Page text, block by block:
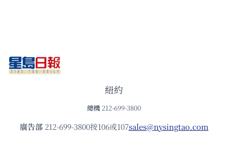
紐約
總機 212-699-3800
廣告部212-699-3800按106或107sales@nysingtao.com